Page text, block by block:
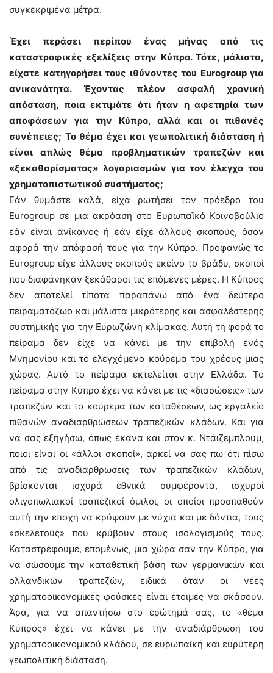
συγκεκριμένα μέτρα.
Έχει περάσει περίπου ένας μήνας από τις
καταστροφικές εξελίξεις στην Κύπρο. Τότε, μάλιστα,
είχατε κατηγορήσει τους ιθύνοντες του Eurogroup για
ανικανότητα. Έχοντας πλέον ασφαλή χρονική
απόσταση, ποια εκτιμάτε ότι ήταν η αφετηρία των
αποφάσεων για την Κύπρο, αλλά και οι πιθανές
συνέπειες; Το θέμα έχει και γεωπολιτική διάσταση ή
είναι απλώς θέμα προβληματικών τραπεζών και
«ξεκαθαρίσματος» λογαριασμών για τον έλεγχο του
χρηματοπιστωτικού συστήματος;
Εάν θυμάστε καλά, είχα ρωτήσει τον πρόεδρο του
Eurogroup σε μια ακρόαση στο Ευρωπαϊκό Κοινοβούλιο
εάν είναι ανίκανος ή εάν είχε άλλους σκοπούς, όσον
αφορά την απόφασή τους για την Κύπρο. Προφανώς το
Eurogroup είχε άλλους σκοπούς εκείνο το βράδυ, σκοποί
που διαφάνηκαν ξεκάθαροι τις επόμενες μέρες. Η Κύπρος
δεν αποτελεί τίποτα παραπάνω από ένα δεύτερο
πειραματόζωο και μάλιστα μικρότερης και ασφαλέστερης
συστημικής για την Ευρωζώνη κλίμακας. Αυτή τη φορά το
πείραμα δεν είχε να κάνει με την επιβολή ενός
Μνημονίου και το ελεγχόμενο κούρεμα του χρέους μιας
χώρας. Αυτό το πείραμα εκτελείται στην Ελλάδα. Το
πείραμα στην Κύπρο έχει να κάνει με τις «διασώσεις» των
τραπεζών και το κούρεμα των καταθέσεων, ως εργαλείο
πιθανών αναδιαρθρώσεων τραπεζικών κλάδων. Και για
να σας εξηγήσω, όπως έκανα και στον κ. Ντάιζεμπλουμ,
ποιοι είναι οι «άλλοι σκοποί», αρκεί να σας πω ότι πίσω
από τις αναδιαρθρώσεις των τραπεζικών κλάδων,
βρίσκονται ισχυρά εθνικά συμφέροντα, ισχυροί
ολιγοπωλιακοί τραπεζικοί όμιλοι, οι οποίοι προσπαθούν
αυτή την εποχή να κρύψουν με νύχια και με δόντια, τους
«σκελετούς» που κρύβουν στους ισολογισμούς τους.
Καταστρέφουμε, επομένως, μια χώρα σαν την Κύπρο, για
να σώσουμε την καταθετική βάση των γερμανικών και
ολλανδικών τραπεζών, ειδικά όταν οι νέες
χρηματοοικονομικές φούσκες είναι έτοιμες να σκάσουν.
Άρα, για να απαντήσω στο ερώτημά σας, το «θέμα
Κύπρος» έχει να κάνει με την αναδιάρθρωση του
χρηματοοικονομικού κλάδου, σε ευρωπαϊκή και ευρύτερη
γεωπολιτική διάσταση.